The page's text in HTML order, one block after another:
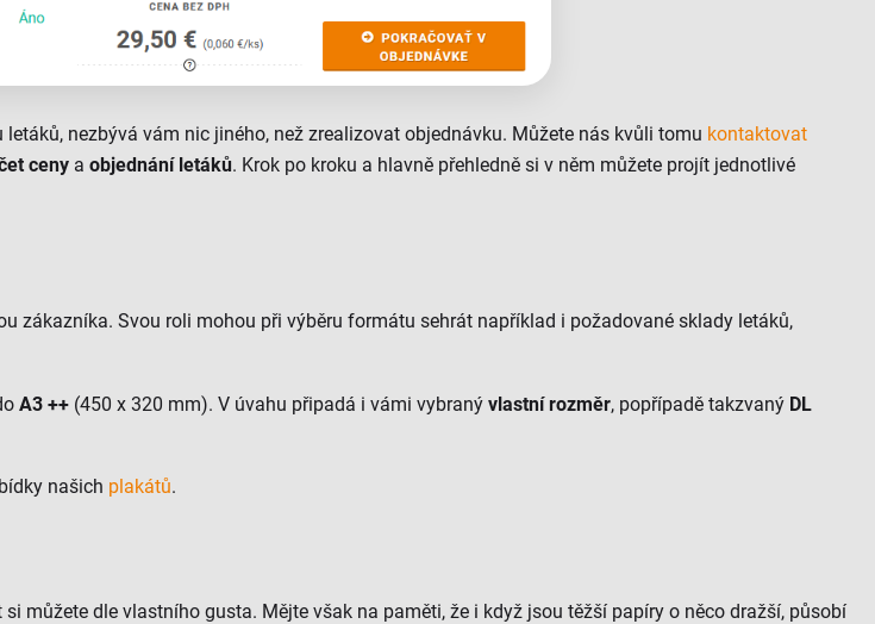
nezbývá vám nic jiného, než zrealizovat objednávku. Můžete nás kvůli tomu kontaktovat
ceny a objednání letáků. Krok po kroku a hlavně přehledně si v něm můžete projít jednotlivé
Svou roli mohou při výběru formátu sehrát například i požadované sklady letáků,
A3 ++ (450 x 320 mm). V úvahu připadá i vámi vybraný vlastní rozměr, popřípadě takzvaný DL
našich plakátů.
můžete dle vlastního gusta. Mějte však na paměti, že i když jsou těžší papíry o něco dražší, působí